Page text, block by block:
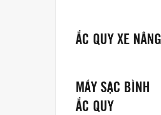
ẮC QUY XE NÂNG
MÁY SẠC BÌNH
ẮC QUY